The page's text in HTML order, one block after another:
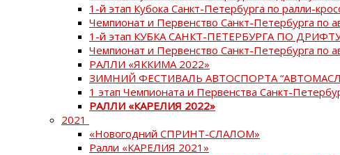
1-й этап Кубока Санкт-Петербурга по ралли-
Чемпионат и Первенство Санкт-Петербурга по
1-й этап КУБКА САНКТ-ПЕТЕРБУРГА ПО
Чемпионат и Первенство Санкт-Петербурга по
РАЛЛИ «ЯККИМА 2022»
ЗИМНИЙ ФЕСТИВАЛЬ АВТОСПОРТА
1 этап Чемпионата и Первенства Санкт-
РАЛЛИ «КАРЕЛИЯ 2022»
2021
«Новогодний СПРИНТ-СЛАЛОМ»
Ралли «КАРЕЛИЯ 2021»